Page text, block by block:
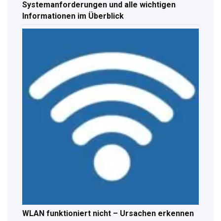
Systemanforderungen und alle wichtigen
Informationen im Überblick
WLAN funktioniert nicht – Ursachen erkennen